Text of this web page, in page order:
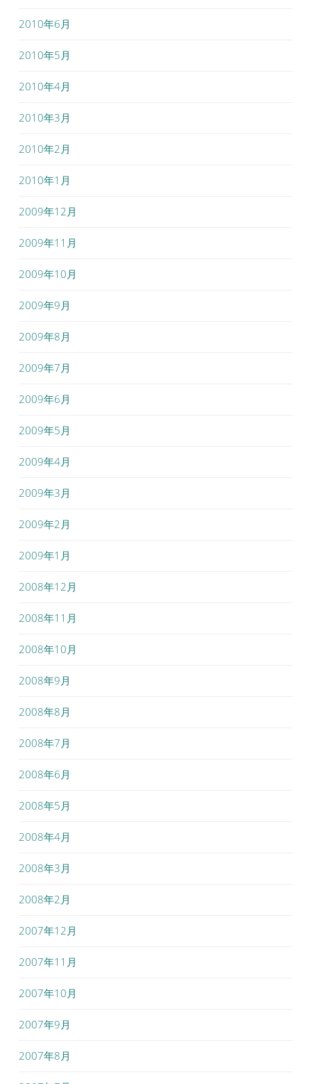
2010年6月
2010年5月
2010年4月
2010年3月
2010年2月
2010年1月
2009年12月
2009年11月
2009年10月
2009年9月
2009年8月
2009年7月
2009年6月
2009年5月
2009年4月
2009年3月
2009年2月
2009年1月
2008年12月
2008年11月
2008年10月
2008年9月
2008年8月
2008年7月
2008年6月
2008年5月
2008年4月
2008年3月
2008年2月
2007年12月
2007年11月
2007年10月
2007年9月
2007年8月